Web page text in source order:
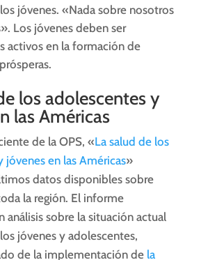
jóvenes. «Nada sobre nosotros
Los jóvenes deben ser
activos en la formación de
los adolescentes y
las Américas
de la OPS, «La salud de los
jóvenes en las Américas»
datos disponibles sobre
la región. El informe
análisis sobre la situación actual
jóvenes y adolescentes,
de la implementación de la